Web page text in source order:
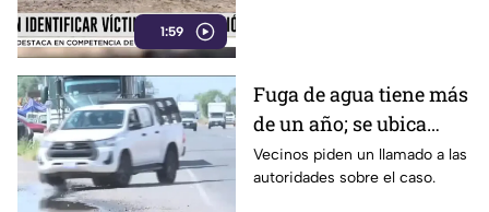
1:59
Fuga de agua tiene más
de un año; se ubica
rumbo a la salida a
Cuerámaro
Vecinos piden un llamado a las
autoridades sobre el caso.